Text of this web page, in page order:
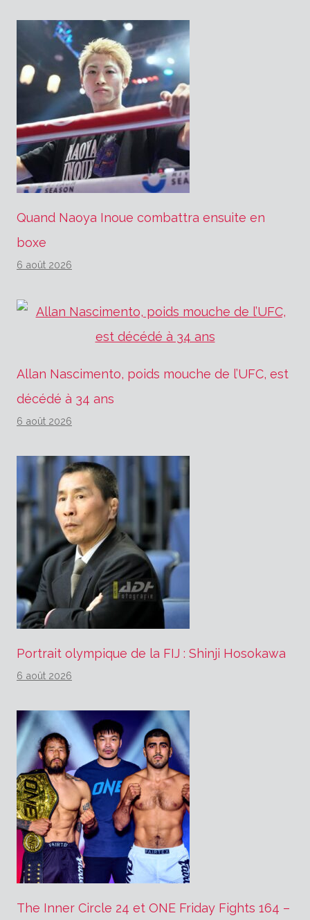
Quand Naoya Inoue combattra ensuite en
boxe
6 août 2026
Allan Nascimento, poids mouche de l’UFC, est
décédé à 34 ans
6 août 2026
Portrait olympique de la FIJ : Shinji Hosokawa
6 août 2026
The Inner Circle 24 et ONE Friday Fights 164 –